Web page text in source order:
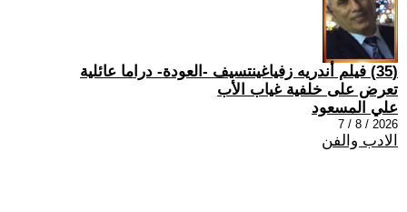
(35) فيلم أندريه زفياغينتسيف -العودة- دراما عائلية
تعرض على خلفية غياب الأب
علي المسعود
2026 / 8 / 7
الادب والفن